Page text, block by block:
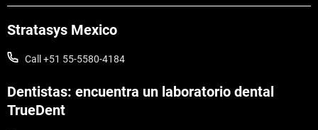
Vea más
Stratasys Mexico
Call +51 55-5580-4184
Dentistas: encuentra un laboratorio dental
TrueDent